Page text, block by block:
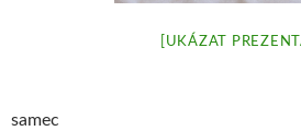
[UKÁZAT
samec